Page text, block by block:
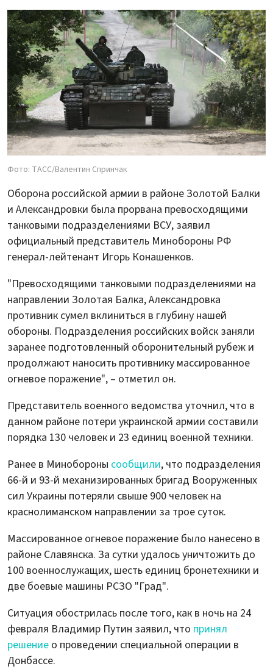
Фото: ТАСС/Валентин Спринчак
Оборона российской армии в районе Золотой Балки
и Александровки была прорвана превосходящими
танковыми подразделениями ВСУ, заявил
официальный представитель Минобороны РФ
генерал-лейтенант Игорь Конашенков.
"Превосходящими танковыми подразделениями на
направлении Золотая Балка, Александровка
противник сумел вклиниться в глубину нашей
обороны. Подразделения российских войск заняли
заранее подготовленный оборонительный рубеж и
продолжают наносить противнику массированное
огневое поражение", – отметил он.
Представитель военного ведомства уточнил, что в
данном районе потери украинской армии составили
порядка 130 человек и 23 единиц военной техники.
Ранее в Минобороны сообщили, что подразделения
66-й и 93-й механизированных бригад Вооруженных
сил Украины потеряли свыше 900 человек на
краснолиманском направлении за трое суток.
Массированное огневое поражение было нанесено в
районе Славянска. За сутки удалось уничтожить до
100 военнослужащих, шесть единиц бронетехники и
две боевые машины РСЗО "Град".
Ситуация обострилась после того, как в ночь на 24
февраля Владимир Путин заявил, что принял
решение о проведении специальной операции в
Донбассе.